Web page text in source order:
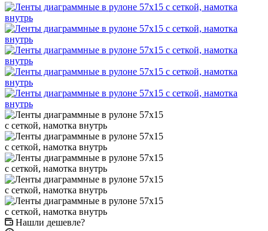
Нашли дешевле?